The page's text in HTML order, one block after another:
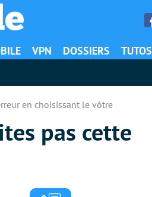
VPN DOSSIERS TUTOS
en choisissant le vôtre
pas cette